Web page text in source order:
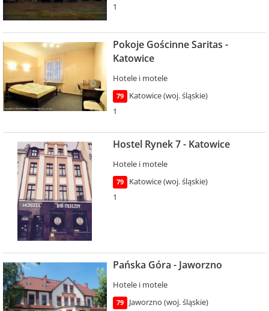
1
Pokoje Gościnne Saritas -
Katowice
Hotele i motele
79
Katowice (woj. śląskie)
1
Hostel Rynek 7 - Katowice
Hotele i motele
79
Katowice (woj. śląskie)
1
Pańska Góra - Jaworzno
Hotele i motele
79
Jaworzno (woj. śląskie)